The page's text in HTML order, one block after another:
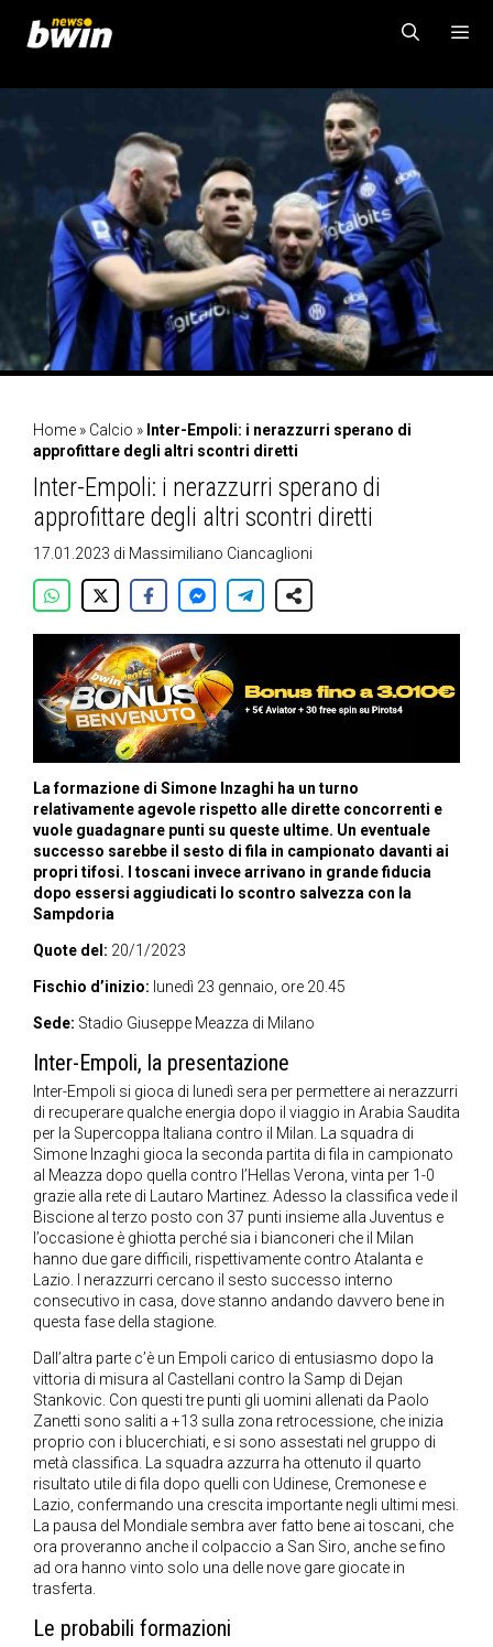
contenuto
Home » Calcio » Inter-Empoli: i nerazzurri sperano di
approfittare degli altri scontri diretti
Inter-Empoli: i nerazzurri sperano di
approfittare degli altri scontri diretti
17.01.2023 di Massimiliano Ciancaglioni
La formazione di Simone Inzaghi ha un turno
relativamente agevole rispetto alle dirette concorrenti e
vuole guadagnare punti su queste ultime. Un eventuale
successo sarebbe il sesto di fila in campionato davanti ai
propri tifosi. I toscani invece arrivano in grande fiducia
dopo essersi aggiudicati lo scontro salvezza con la
Sampdoria
Quote del: 20/1/2023
Fischio d’inizio: lunedì 23 gennaio, ore 20.45
Sede: Stadio Giuseppe Meazza di Milano
Inter-Empoli, la presentazione
Inter-Empoli si gioca di lunedì sera per permettere ai nerazzurri
di recuperare qualche energia dopo il viaggio in Arabia Saudita
per la Supercoppa Italiana contro il Milan. La squadra di
Simone Inzaghi gioca la seconda partita di fila in campionato
al Meazza dopo quella contro l’Hellas Verona, vinta per 1-0
grazie alla rete di Lautaro Martinez. Adesso la classifica vede il
Biscione al terzo posto con 37 punti insieme alla Juventus e
l’occasione è ghiotta perché sia i bianconeri che il Milan
hanno due gare difficili, rispettivamente contro Atalanta e
Lazio. I nerazzurri cercano il sesto successo interno
consecutivo in casa, dove stanno andando davvero bene in
questa fase della stagione.
Dall’altra parte c’è un Empoli carico di entusiasmo dopo la
vittoria di misura al Castellani contro la Samp di Dejan
Stankovic. Con questi tre punti gli uomini allenati da Paolo
Zanetti sono saliti a +13 sulla zona retrocessione, che inizia
proprio con i blucerchiati, e si sono assestati nel gruppo di
metà classifica. La squadra azzurra ha ottenuto il quarto
risultato utile di fila dopo quelli con Udinese, Cremonese e
Lazio, confermando una crescita importante negli ultimi mesi.
La pausa del Mondiale sembra aver fatto bene ai toscani, che
ora proveranno anche il colpaccio a San Siro, anche se fino
ad ora hanno vinto solo una delle nove gare giocate in
trasferta.
Le probabili formazioni